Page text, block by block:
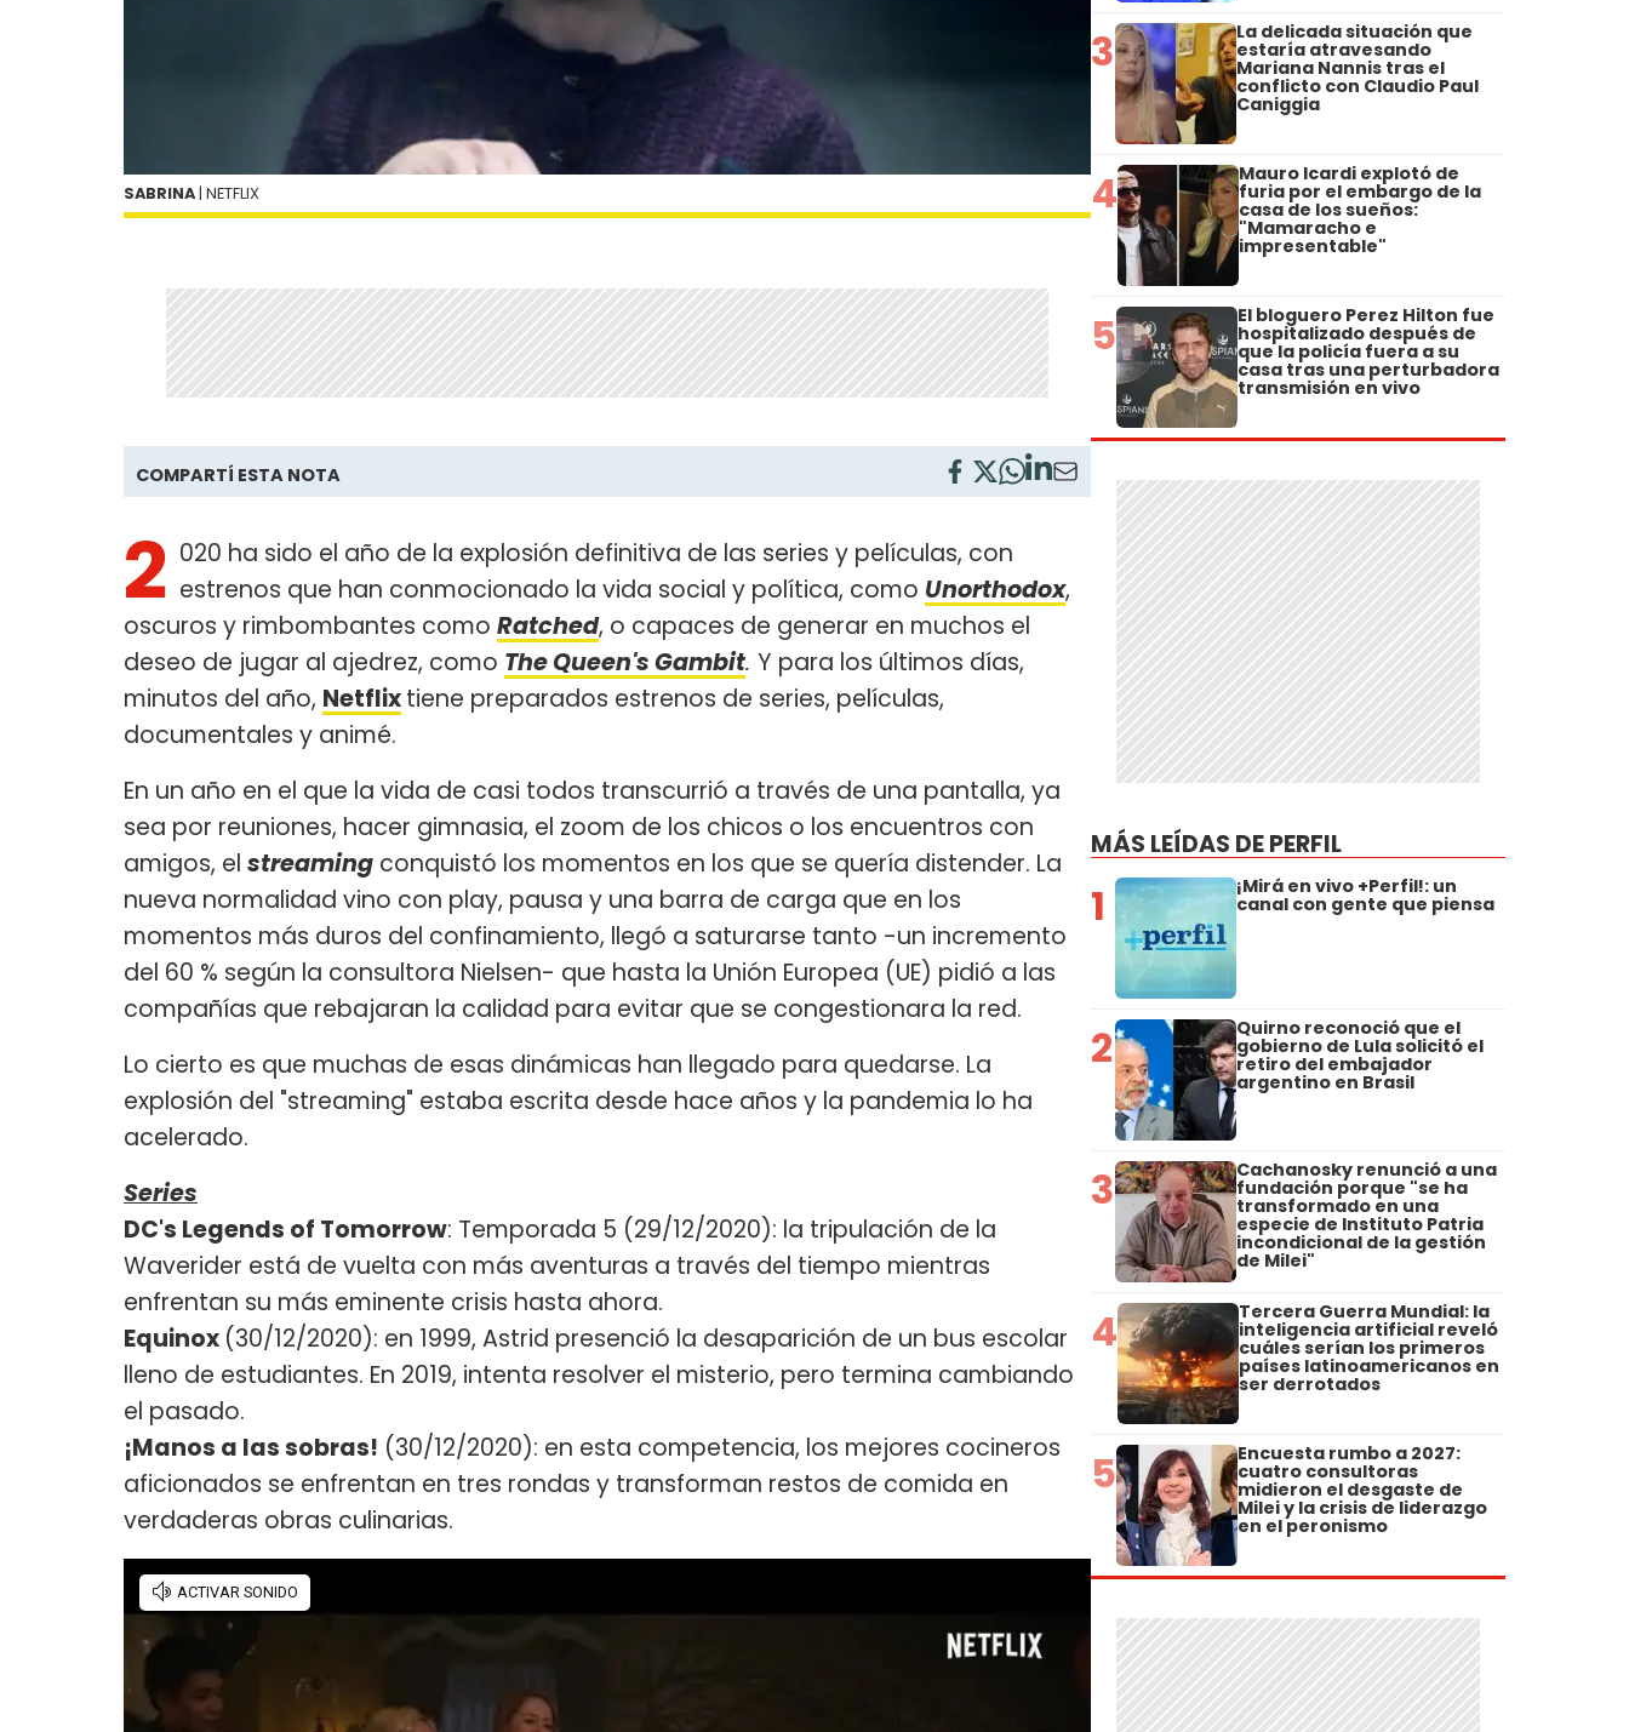
SABRINA | NETFLIX
COMPARTÍ ESTA NOTA
2 020 ha sido el año de la explosión definitiva de las series y películas, con
estrenos que han conmocionado la vida social y política, como Unorthodox,
oscuros y rimbombantes como Ratched, o capaces de generar en muchos el
deseo de jugar al ajedrez, como The Queen's Gambit. Y para los últimos días,
minutos del año, Netflixtiene preparados estrenos de series, películas,
documentales y animé.
En un año en el que la vida de casi todos transcurrió a través de una pantalla, ya
sea por reuniones, hacer gimnasia, el zoom de los chicos o los encuentros con
amigos, el streaming conquistó los momentos en los que se quería distender. La
nueva normalidad vino con play, pausa y una barra de carga que en los
momentos más duros del confinamiento, llegó a saturarse tanto -un incremento
del 60 % según la consultora Nielsen- que hasta la Unión Europea (UE) pidió a las
compañías que rebajaran la calidad para evitar que se congestionara la red.
Lo cierto es que muchas de esas dinámicas han llegado para quedarse. La
explosión del "streaming" estaba escrita desde hace años y la pandemia lo ha
acelerado.
Series
DC's Legends of Tomorrow: Temporada 5 (29/12/2020): la tripulación de la
Waverider está de vuelta con más aventuras a través del tiempo mientras
enfrentan su más eminente crisis hasta ahora.
Equinox (30/12/2020): en 1999, Astrid presenció la desaparición de un bus escolar
lleno de estudiantes. En 2019, intenta resolver el misterio, pero termina cambiando
el pasado.
¡Manos a las sobras! (30/12/2020): en esta competencia, los mejores cocineros
aficionados se enfrentan en tres rondas y transforman restos de comida en
verdaderas obras culinarias.
3 La delicada situación que
estaría atravesando
Mariana Nannis tras el
conflicto con Claudio Paul
Caniggia
4 Mauro Icardi explotó de
furia por el embargo de la
casa de los sueños:
"Mamaracho e
impresentable"
5 El bloguero Perez Hilton fue
hospitalizado después de
que la policía fuera a su
casa tras una perturbadora
transmisión en vivo
MÁS LEÍDAS DE PERFIL
1 ¡Mirá en vivo +Perfil!: un
canal con gente que piensa
2 Quirno reconoció que el
gobierno de Lula solicitó el
retiro del embajador
argentino en Brasil
3 Cachanosky renunció a una
fundación porque "se ha
transformado en una
especie de Instituto Patria
incondicional de la gestión
de Milei"
4 Tercera Guerra Mundial: la
inteligencia artificial reveló
cuáles serían los primeros
países latinoamericanos en
ser derrotados
5 Encuesta rumbo a 2027:
cuatro consultoras
midieron el desgaste de
Milei y la crisis de liderazgo
en el peronismo